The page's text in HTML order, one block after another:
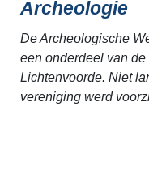
Archeologie
De Archeologische
een onderdeel van
Lichtenvoorde. Niet
vereniging werd